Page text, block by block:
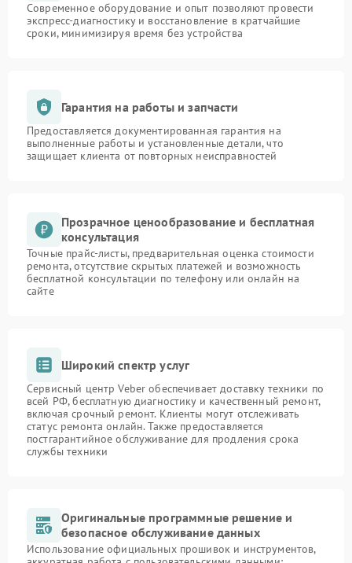
Современное оборудование и опыт позволяют провести
экспресс-диагностику и восстановление в кратчайшие
сроки, минимизируя время без устройства
Гарантия на работы и запчасти
Предоставляется документированная гарантия на
выполненные работы и установленные детали, что
защищает клиента от повторных неисправностей
Прозрачное ценообразование и бесплатная
консультация
Точные прайс-листы, предварительная оценка стоимости
ремонта, отсутствие скрытых платежей и возможность
бесплатной консультации по телефону или онлайн на
сайте
Широкий спектр услуг
Сервисный центр Veber обеспечивает доставку техники по
всей РФ, бесплатную диагностику и качественный ремонт,
включая срочный ремонт. Клиенты могут отслеживать
статус ремонта онлайн. Также предоставляется
постгарантийное обслуживание для продления срока
службы техники
Оригинальные программные решение и
безопасное обслуживание данных
Использование официальных прошивок и инструментов,